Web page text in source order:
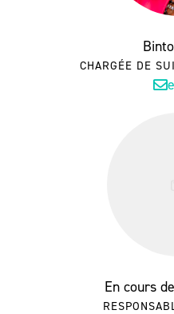
CHARGÉE DE
En cours